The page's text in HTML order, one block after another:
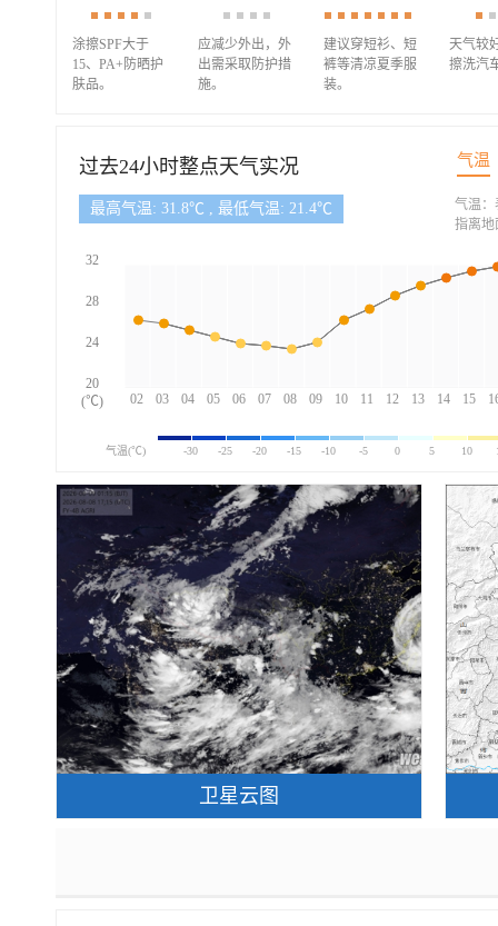
涂擦SPF大于
15、PA+防晒护
肤品。
应减少外出，外
出需采取防护措
施。
建议穿短衫、短
裤等清凉夏季服
装。
天气较
擦洗汽
过去24小时整点天气实况 气温
最高气温: 31.8℃ , 最低气温: 21.4℃
02 03 04 05 06 07 08 09 10 11 12 13 14 15
32
28
24
20
(℃)
气温：
指离地
气温(℃) -30 -25 -20 -15 -10 -5 0 5 10
卫星云图